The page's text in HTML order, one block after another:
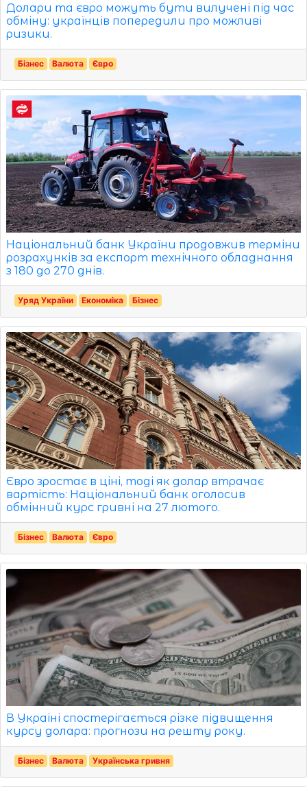
Долари та євро можуть бути вилучені під час
обміну: українців попередили про можливі
ризики.
Бізнес Валюта Євро
Національний банк України продовжив терміни
розрахунків за експорт технічного обладнання
з 180 до 270 днів.
Уряд України Економіка Бізнес
Євро зростає в ціні, тоді як долар втрачає
вартість: Національний банк оголосив
обмінний курс гривні на 27 лютого.
Бізнес Валюта Євро
В Україні спостерігається різке підвищення
курсу долара: прогнози на решту року.
Бізнес Валюта Українська гривня